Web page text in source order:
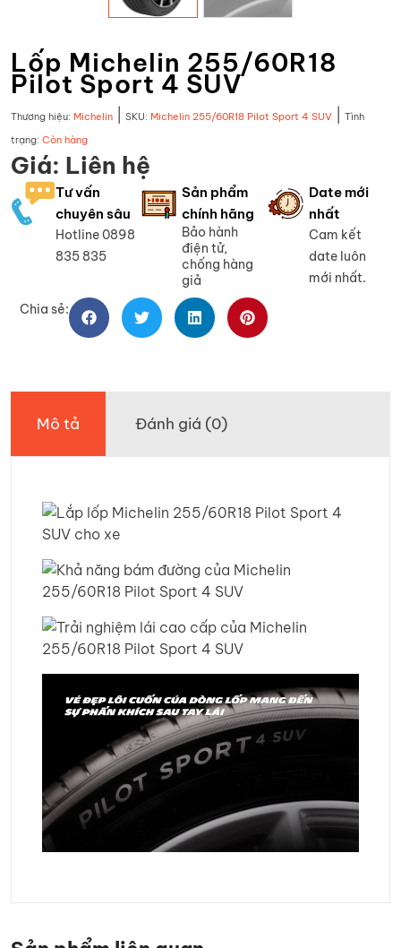
Lốp Michelin 255/60R18
Pilot Sport 4 SUV
Thương hiệu: Michelin SKU: Michelin 255/60R18 Pilot Sport 4 SUV
Tình
trạng: Còn hàng
Giá: Liên hệ
Tư vấn
chuyên sâu
Hotline 0898
835 835
Sản phẩm
chính hãng
Bảo hành
điện tử,
chống hàng
giả
Date mới
nhất
Cam kết
date luôn
mới nhất.
Chia sẻ:
Mô tả Đánh giá (0)